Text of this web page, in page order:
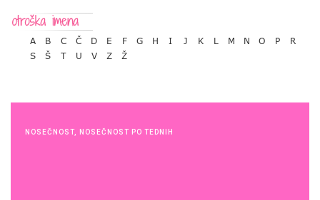
A B C Č D E F G H I J K L M N O P
R
S
Š T U V Z Ž
NOSEČNOST, NOSEČNOST PO TEDNIH